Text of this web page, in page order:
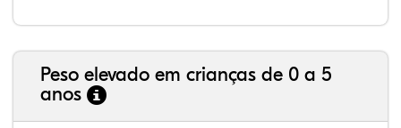
Peso elevado em crianças de 0 a 5
anos
13,55%
3,62%
0,46%
77,19%
3,49%
1,69%
21,99%
7,16%
0,36%
66,18%
2,81%
1,50%